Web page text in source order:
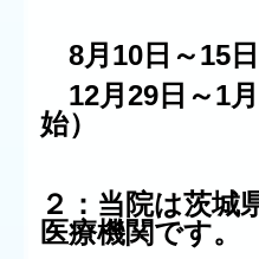
8月10日～15
12月29日～1
始）
２：当院は茨城
医療機関です。